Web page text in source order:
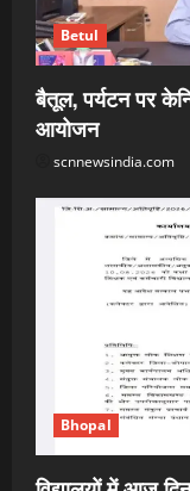
Betul
बैतूल, पर्यटन पर
आयोजन
scnnewsindia.com
Bhopal